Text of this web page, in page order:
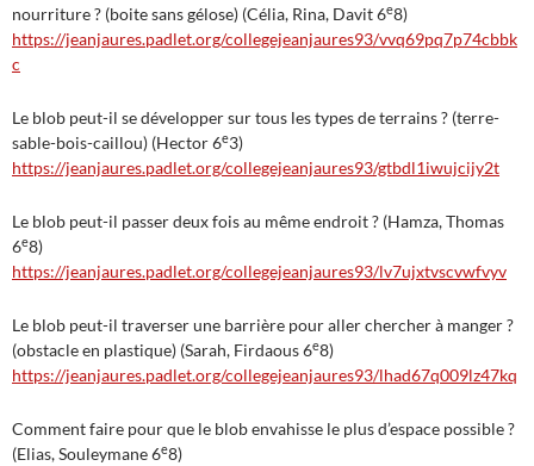
nourriture ? (boite sans gélose) (Célia, Rina, Davit 6e8)
https://jeanjaures.padlet.org/collegejeanjaures93/vvq69pq7p74cbbk
c
Le blob peut-il se développer sur tous les types de terrains ? (terre-
sable-bois-caillou) (Hector 6e3)
https://jeanjaures.padlet.org/collegejeanjaures93/gtbdl1iwujcijy2t
Le blob peut-il passer deux fois au même endroit ? (Hamza, Thomas
6e8)
https://jeanjaures.padlet.org/collegejeanjaures93/lv7ujxtvscvwfvyv
Le blob peut-il traverser une barrière pour aller chercher à manger ?
(obstacle en plastique) (Sarah, Firdaous 6e8)
https://jeanjaures.padlet.org/collegejeanjaures93/lhad67q009lz47kq
Comment faire pour que le blob envahisse le plus d’espace possible ?
(Elias, Souleymane 6e8)